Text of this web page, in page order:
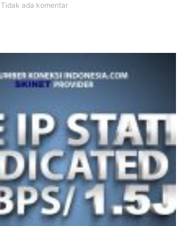
Tidak ada komentar